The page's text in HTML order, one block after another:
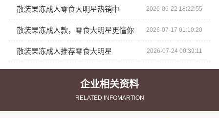
企业相关资料
RELATED INFOMARTION
散装果冻成人零食大明星热销中 2026-06-22 18:22:55
散装果冻成人款，零食大明星更懂你 2026-07-17 01:10:20
散装果冻成人推荐零食大明星 2026-07-24 00:39:11